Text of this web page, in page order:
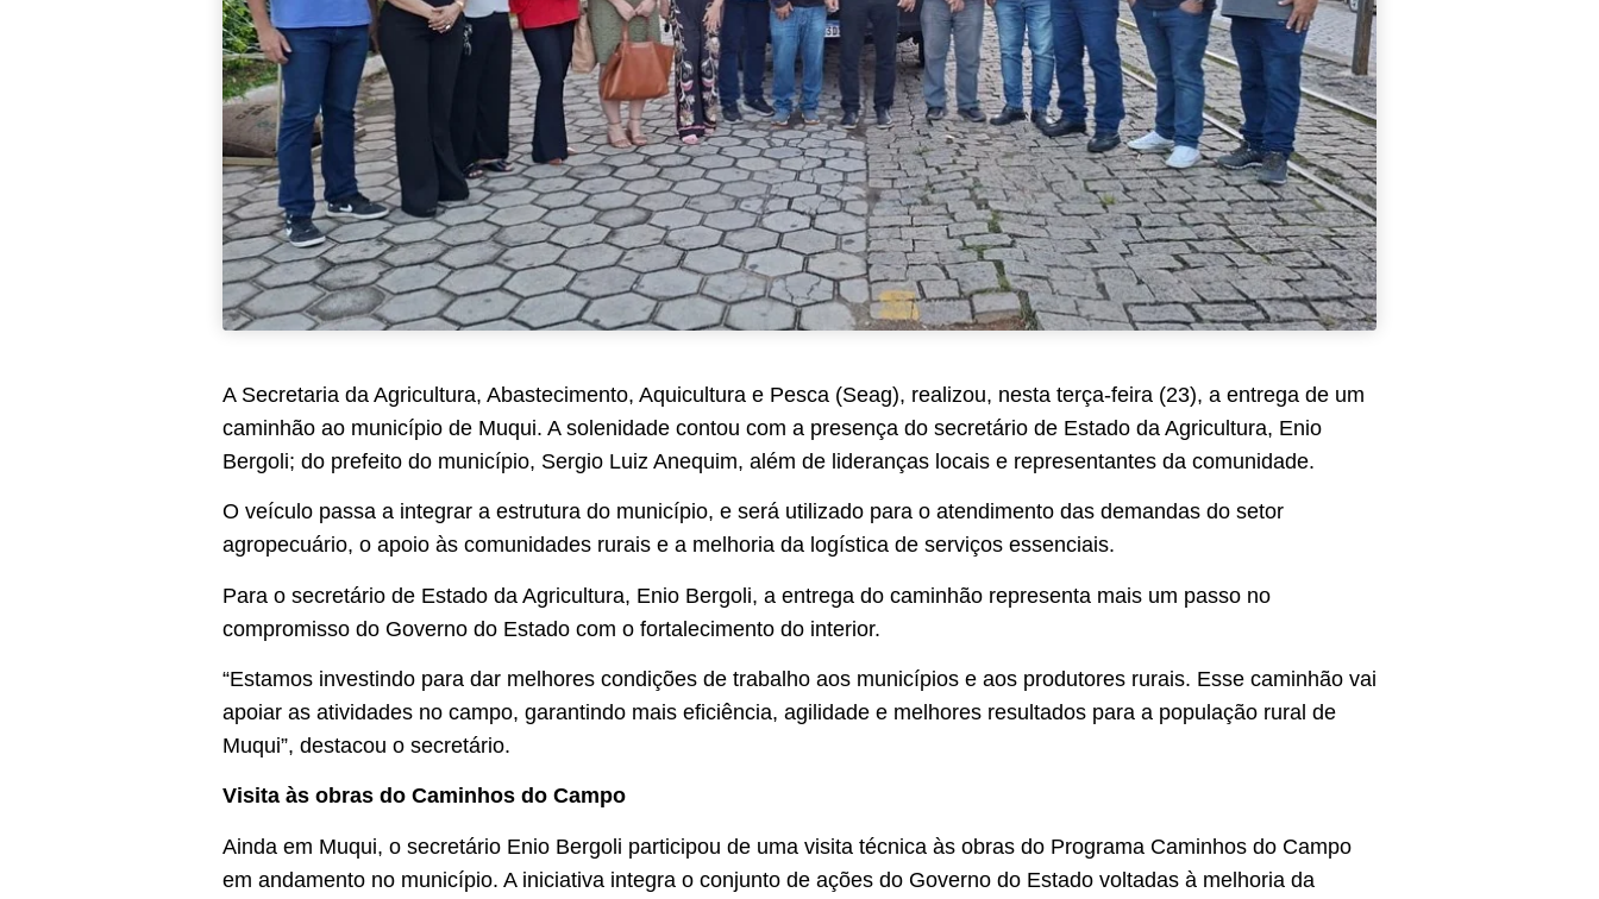
A Secretaria da Agricultura, Abastecimento, Aquicultura e Pesca (Seag), realizou, nesta terça-feira (23), a entrega de um
caminhão ao município de Muqui. A solenidade contou com a presença do secretário de Estado da Agricultura, Enio
Bergoli; do prefeito do município, Sergio Luiz Anequim, além de lideranças locais e representantes da comunidade.
O veículo passa a integrar a estrutura do município, e será utilizado para o atendimento das demandas do setor
agropecuário, o apoio às comunidades rurais e a melhoria da logística de serviços essenciais.
Para o secretário de Estado da Agricultura, Enio Bergoli, a entrega do caminhão representa mais um passo no
compromisso do Governo do Estado com o fortalecimento do interior.
“Estamos investindo para dar melhores condições de trabalho aos municípios e aos produtores rurais. Esse caminhão vai
apoiar as atividades no campo, garantindo mais eficiência, agilidade e melhores resultados para a população rural de
Muqui”, destacou o secretário.
Visita às obras do Caminhos do Campo
Ainda em Muqui, o secretário Enio Bergoli participou de uma visita técnica às obras do Programa Caminhos do Campo
em andamento no município. A iniciativa integra o conjunto de ações do Governo do Estado voltadas à melhoria da